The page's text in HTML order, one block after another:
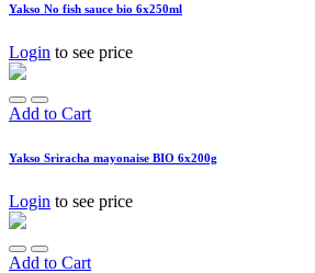
Yakso No fish sauce bio 6x250ml
Login to see price
Add to Cart
Yakso Sriracha mayonaise BIO 6x200g
Login to see price
Add to Cart